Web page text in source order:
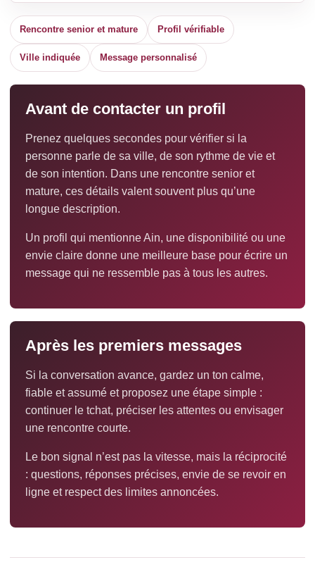
Rencontre senior et mature Profil vérifiable
Ville indiquée Message personnalisé
Avant de contacter un profil
Prenez quelques secondes pour vérifier si la
personne parle de sa ville, de son rythme de vie et
de son intention. Dans une rencontre senior et
mature, ces détails valent souvent plus qu’une
longue description.
Un profil qui mentionne Ain, une disponibilité ou une
envie claire donne une meilleure base pour écrire un
message qui ne ressemble pas à tous les autres.
Après les premiers messages
Si la conversation avance, gardez un ton calme,
fiable et assumé et proposez une étape simple :
continuer le tchat, préciser les attentes ou envisager
une rencontre courte.
Le bon signal n’est pas la vitesse, mais la réciprocité
: questions, réponses précises, envie de se revoir en
ligne et respect des limites annoncées.